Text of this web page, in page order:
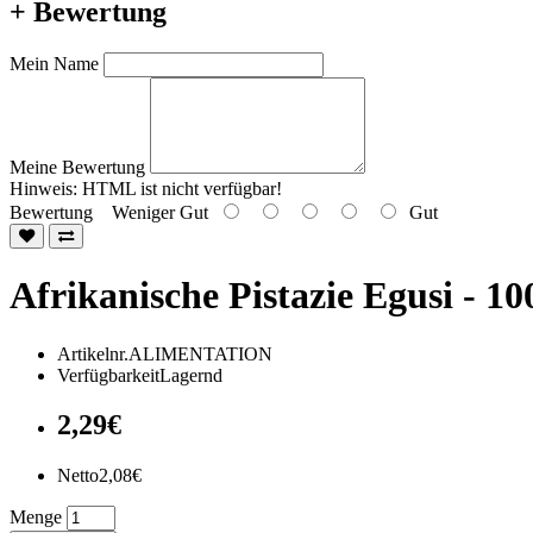
+ Bewertung
Mein Name
Meine Bewertung
Hinweis: HTML ist nicht verfügbar!
Bewertung Weniger Gut Gut
Afrikanische Pistazie Egusi -
Artikelnr.ALIMENTATION
VerfügbarkeitLagernd
2,29€
Netto2,08€
Menge